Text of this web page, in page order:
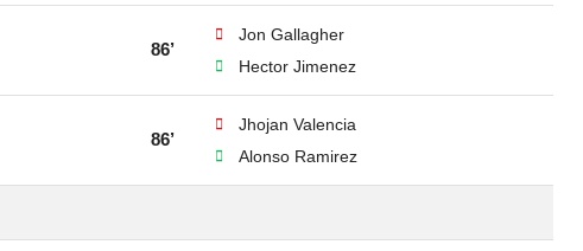
86’
Jon Gallagher
Hector Jimenez
86’
Jhojan Valencia
Alonso Ramirez